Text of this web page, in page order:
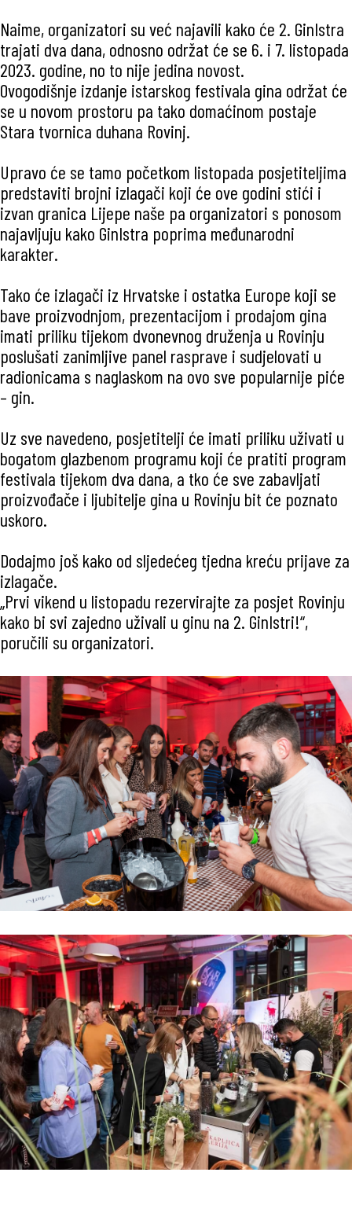
Naime, organizatori su već najavili kako će 2. GinIstra
trajati dva dana, odnosno održat će se 6. i 7. listopada
2023. godine, no to nije jedina novost.
Ovogodišnje izdanje istarskog festivala gina održat će
se u novom prostoru pa tako domaćinom postaje
Stara tvornica duhana Rovinj.
Upravo će se tamo početkom listopada posjetiteljima
predstaviti brojni izlagači koji će ove godini stići i
izvan granica Lijepe naše pa organizatori s ponosom
najavljuju kako GinIstra poprima međunarodni
karakter.
Tako će izlagači iz Hrvatske i ostatka Europe koji se
bave proizvodnjom, prezentacijom i prodajom gina
imati priliku tijekom dvonevnog druženja u Rovinju
poslušati zanimljive panel rasprave i sudjelovati u
radionicama s naglaskom na ovo sve popularnije piće
– gin.
Uz sve navedeno, posjetitelji će imati priliku uživati u
bogatom glazbenom programu koji će pratiti program
festivala tijekom dva dana, a tko će sve zabavljati
proizvođače i ljubitelje gina u Rovinju bit će poznato
uskoro.
Dodajmo još kako od sljedećeg tjedna kreću prijave za
izlagače.
„Prvi vikend u listopadu rezervirajte za posjet Rovinju
kako bi svi zajedno uživali u ginu na 2. GinIstri!“,
poručili su organizatori.